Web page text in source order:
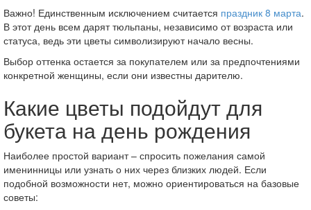
Важно! Единственным исключением считается праздник 8 марта.
В этот день всем дарят тюльпаны, независимо от возраста или
статуса, ведь эти цветы символизируют начало весны.
Выбор оттенка остается за покупателем или за предпочтениями
конкретной женщины, если они известны дарителю.
Какие цветы подойдут для
букета на день рождения
Наиболее простой вариант – спросить пожелания самой
именинницы или узнать о них через близких людей. Если
подобной возможности нет, можно ориентироваться на базовые
советы: